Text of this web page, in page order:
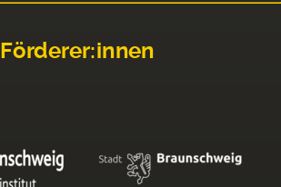
Förderer:innen